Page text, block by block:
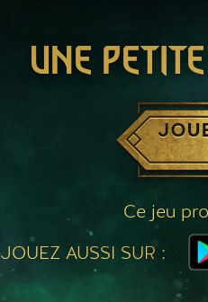
UNE
Ce jeu
JOUEZ AUSSI SUR :